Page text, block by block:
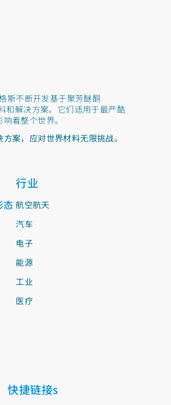
斯不断开发基于聚芳醚酮
和解决方案。它们适用于最严酷
着整个世界。
案，应对世界材料无限挑战。
态
行业
航空航天
汽车
电子
能源
工业
医疗
快捷链接s